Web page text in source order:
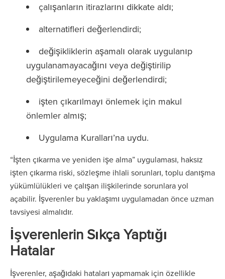
çalışanların itirazlarını dikkate aldı;
alternatifleri değerlendirdi;
değişikliklerin aşamalı olarak uygulanıp
uygulanamayacağını veya değiştirilip
değiştirilemeyeceğini değerlendirdi;
işten çıkarılmayı önlemek için makul
önlemler almış;
Uygulama Kuralları’na uydu.
“İşten çıkarma ve yeniden işe alma” uygulaması, haksız
işten çıkarma riski, sözleşme ihlali sorunları, toplu danışma
yükümlülükleri ve çalışan ilişkilerinde sorunlara yol
açabilir. İşverenler bu yaklaşımı uygulamadan önce uzman
tavsiyesi almalıdır.
İşverenlerin Sıkça Yaptığı
Hatalar
İşverenler, aşağıdaki hataları yapmamak için özellikle